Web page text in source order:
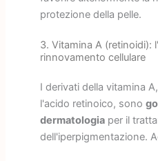
protezione della pelle.
3. Vitamina A (retinoidi):
rinnovamento cellulare
I derivati della vitamina
l'acido retinoico, sono
dermatologiaper il
dell'iperpigmentazione.